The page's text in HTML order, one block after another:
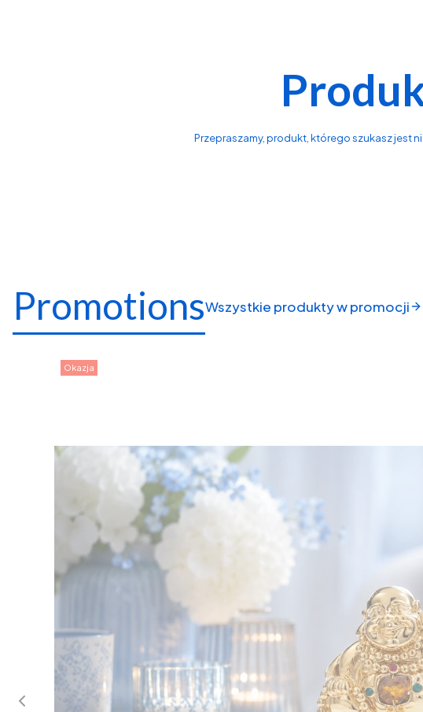
Przepraszamy, produkt, którego szukasz jest
PromotionsWszystkie produkty w promocji
Okazja